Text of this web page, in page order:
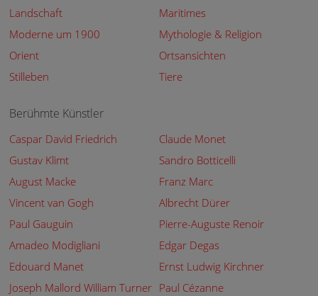
Landschaft
Maritimes
Moderne um 1900
Mythologie & Religion
Orient
Ortsansichten
Stilleben
Tiere
Berühmte Künstler
Caspar David Friedrich
Claude Monet
Gustav Klimt
Sandro Botticelli
August Macke
Franz Marc
Vincent van Gogh
Albrecht Dürer
Paul Gauguin
Pierre-Auguste Renoir
Amadeo Modigliani
Edgar Degas
Edouard Manet
Ernst Ludwig Kirchner
Joseph Mallord William Turner Paul Cézanne